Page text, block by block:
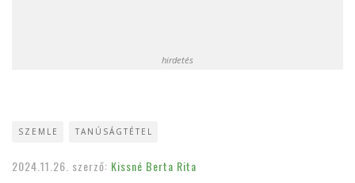
hirdetés
SZEMLE TANÚSÁGTÉTEL
2024.11.26. szerző: Kissné Berta Rita